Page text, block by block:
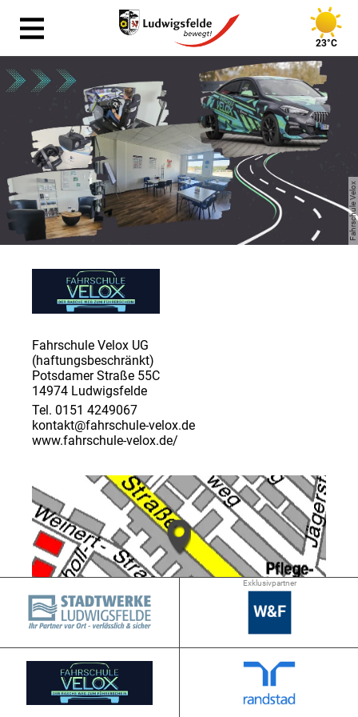
23°C
Fahrschule Velox
Fahrschule Velox UG
(haftungsbeschränkt)
Potsdamer Straße 55C
14974 Ludwigsfelde
Tel. 0151 4249067
kontakt@fahrschule-velox.de
www.fahrschule-velox.de/
Exklusivpartner